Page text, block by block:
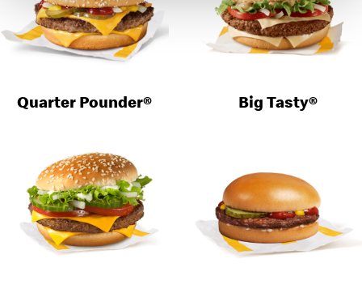
Quarter Pounder® Big Tasty®